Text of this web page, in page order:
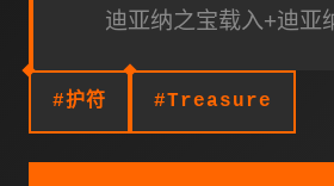
迪亚纳之宝载入+迪亚
#护符 #Treasure